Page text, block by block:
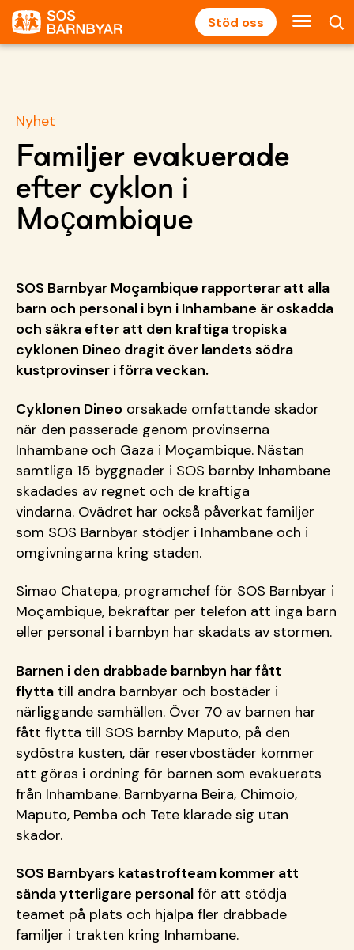
Stöd oss
Nyhet
Familjer evakuerade
efter cyklon i
Moçambique
SOS Barnbyar Moçambique rapporterar att alla
barn och personal i byn i Inhambane är oskadda
och säkra efter att den kraftiga tropiska
cyklonen Dineo dragit över landets södra
kustprovinser i förra veckan.
Cyklonen Dineo orsakade omfattande skador
när den passerade genom provinserna
Inhambane och Gaza i Moçambique. Nästan
samtliga 15 byggnader i SOS barnby Inhambane
skadades av regnet och de kraftiga
vindarna. Ovädret har också påverkat familjer
som SOS Barnbyar stödjer i Inhambane och i
omgivningarna kring staden.
Simao Chatepa, programchef för SOS Barnbyar i
Moçambique, bekräftar per telefon att inga barn
eller personal i barnbyn har skadats av stormen.
Barnen i den drabbade barnbyn har fått
flytta till andra barnbyar och bostäder i
närliggande samhällen. Över 70 av barnen har
fått flytta till SOS barnby Maputo, på den
sydöstra kusten, där reservbostäder kommer
att göras i ordning för barnen som evakuerats
från Inhambane. Barnbyarna Beira, Chimoio,
Maputo, Pemba och Tete klarade sig utan
skador.
SOS Barnbyars katastrofteam kommer att
sända ytterligare personal för att stödja
teamet på plats och hjälpa fler drabbade
familjer i trakten kring Inhambane.